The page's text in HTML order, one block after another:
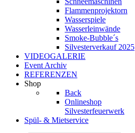
Flammenprojektorn
Wasserspiele
Wasserleinwände
Smoke-Bubble´s
Silvesterverkauf 2025
VIDEOGALERIE
Event Archiv
REFERENZEN
Shop
Back
Onlineshop
Silvesterfeuerwerk
Spül- & Mietservice